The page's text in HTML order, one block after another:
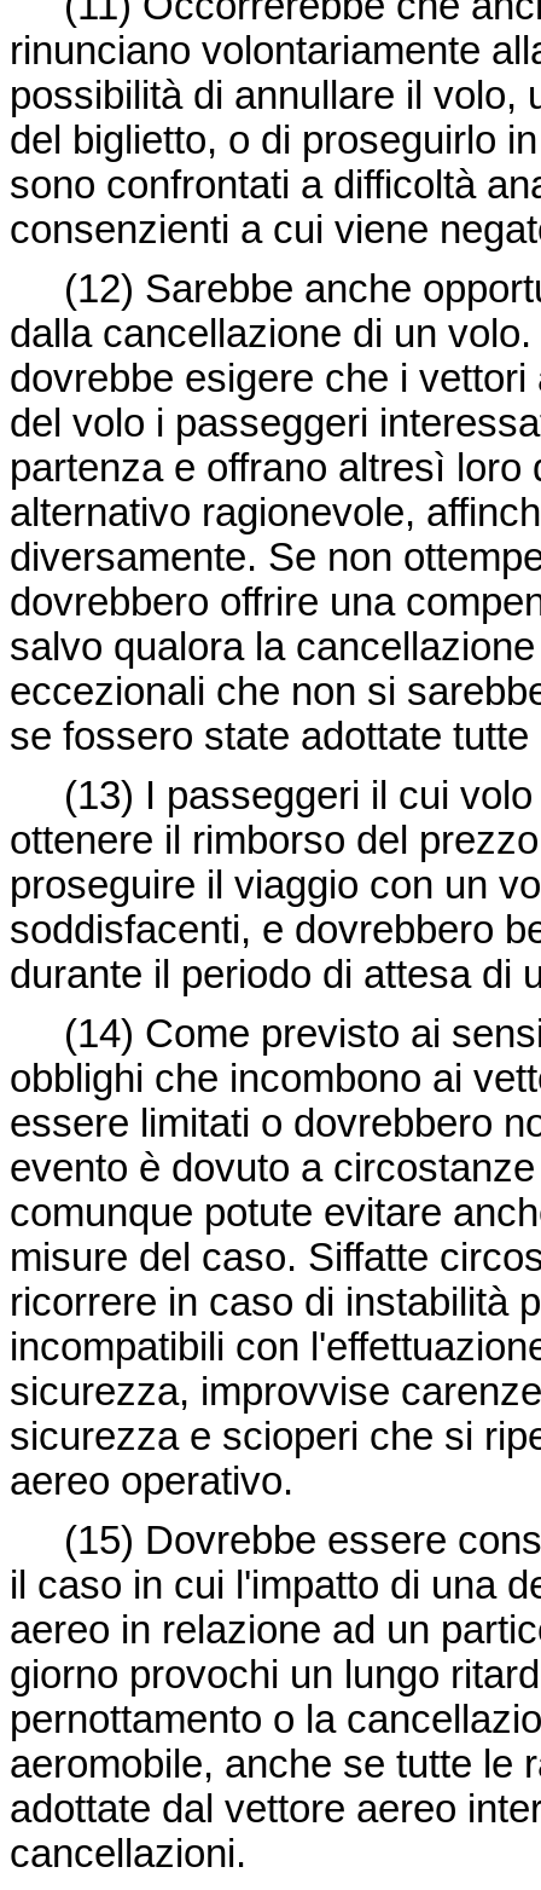
rinunciano volontariamente
possibilità di annullare il volo,
del biglietto, o di proseguirlo
sono confrontati a difficoltà
consenzienti a cui viene
(12) Sarebbe anche
dalla cancellazione di un
dovrebbe esigere che i
del volo i passeggeri
partenza e offrano altresì
alternativo ragionevole,
diversamente. Se non
dovrebbero offrire una
salvo qualora la
eccezionali che non si
se fossero state adottate
(13) I passeggeri il cui
ottenere il rimborso del
proseguire il viaggio con un
soddisfacenti, e dovrebbero
durante il periodo di attesa di
(14) Come previsto ai
obblighi che incombono ai
essere limitati o dovrebbero
evento è dovuto a
comunque potute evitare
misure del caso. Siffatte
ricorrere in caso di instabilità
incompatibili con
sicurezza, improvvise
sicurezza e scioperi che si
aereo operativo.
(15) Dovrebbe essere
il caso in cui l'impatto di una
aereo in relazione ad un
giorno provochi un lungo
pernottamento o la
aeromobile, anche se tutte le
adottate dal vettore aereo
cancellazioni.